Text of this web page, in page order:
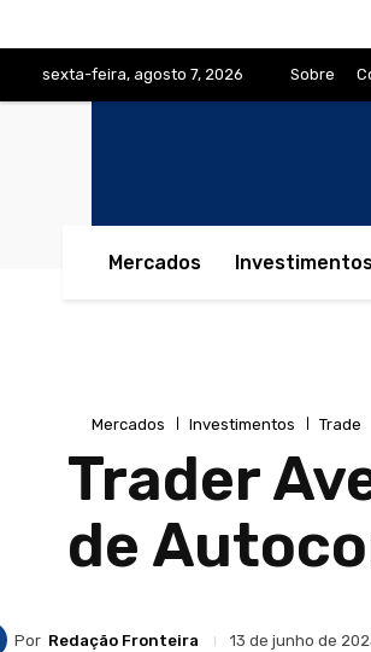
sexta-feira, agosto 7, 2026 Sobre
Mercados
Mercados Investimentos Trade
Trader
de
Por Redação Fronteira 13 de junho de